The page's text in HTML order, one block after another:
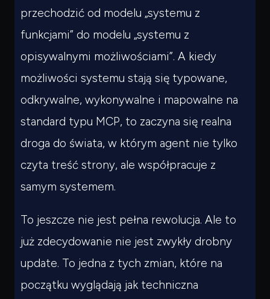
przechodzić od modelu „systemu z
funkcjami” do modelu „systemu z
opisywalnymi możliwościami”. A kiedy
możliwości systemu stają się typowane,
odkrywalne, wykonywalne i mapowalne na
standard typu MCP, to zaczyna się realna
droga do świata, w którym agent nie tylko
czyta treść strony, ale współpracuje z
samym systemem.
To jeszcze nie jest pełna rewolucja. Ale to
już zdecydowanie nie jest zwykły drobny
update. To jedna z tych zmian, które na
początku wyglądają jak techniczna